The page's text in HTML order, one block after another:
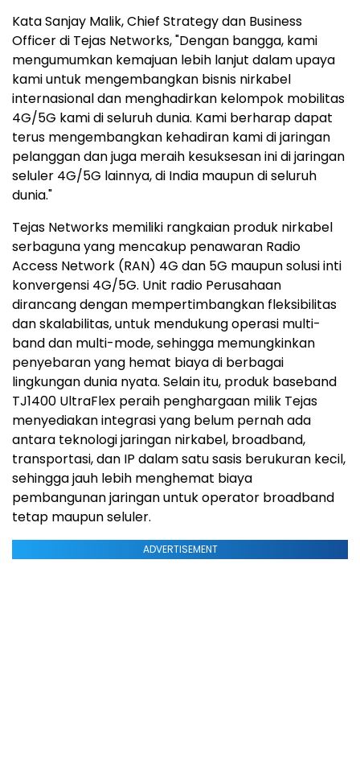
Kata Sanjay Malik, Chief Strategy dan Business
Officer di Tejas Networks, "Dengan bangga, kami
mengumumkan kemajuan lebih lanjut dalam upaya
kami untuk mengembangkan bisnis nirkabel
internasional dan menghadirkan kelompok mobilitas
4G/5G kami di seluruh dunia. Kami berharap dapat
terus mengembangkan kehadiran kami di jaringan
pelanggan dan juga meraih kesuksesan ini di jaringan
seluler 4G/5G lainnya, di India maupun di seluruh
dunia."
Tejas Networks memiliki rangkaian produk nirkabel
serbaguna yang mencakup penawaran Radio
Access Network (RAN) 4G dan 5G maupun solusi inti
konvergensi 4G/5G. Unit radio Perusahaan
dirancang dengan mempertimbangkan fleksibilitas
dan skalabilitas, untuk mendukung operasi multi-
band dan multi-mode, sehingga memungkinkan
penyebaran yang hemat biaya di berbagai
lingkungan dunia nyata. Selain itu, produk baseband
TJ1400 UltraFlex peraih penghargaan milik Tejas
menyediakan integrasi yang belum pernah ada
antara teknologi jaringan nirkabel, broadband,
transportasi, dan IP dalam satu sasis berukuran kecil,
sehingga jauh lebih menghemat biaya
pembangunan jaringan untuk operator broadband
tetap maupun seluler.
ADVERTISEMENT